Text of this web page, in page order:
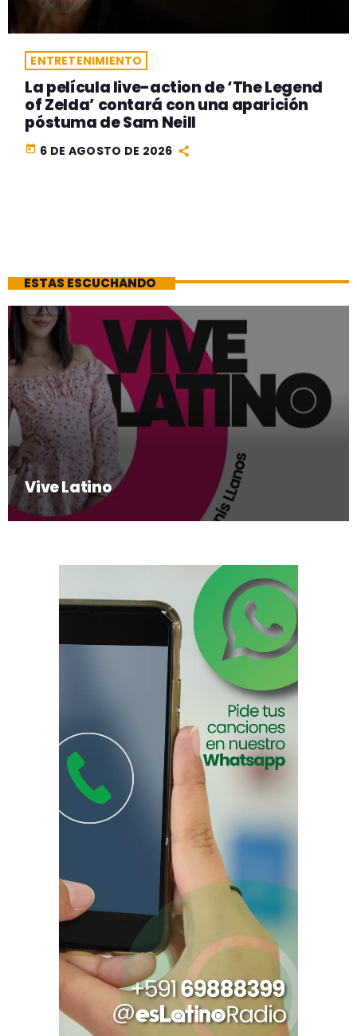
ENTRETENIMIENTO
La película live-action de ‘The Legend
of Zelda’ contará con una aparición
póstuma de Sam Neill
today 6 DE AGOSTO DE 2026
ESTAS ESCUCHANDO
Vive Latino